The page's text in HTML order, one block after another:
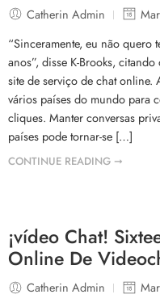
Catherin Admin
“Sinceramente, eu não quero
anos”, disse K-Brooks,
site de serviço de chat online.
vários países do mundo para
cliques. Manter conversas
países pode tornar-se […]
CONTINUE READING ➞
¡vídeo Chat!
Online De
Catherin Admin